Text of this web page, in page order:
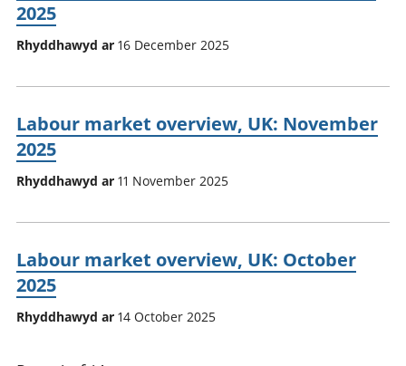
2025
Rhyddhawyd ar 16 December 2025
Labour market overview, UK: November
2025
Rhyddhawyd ar 11 November 2025
Labour market overview, UK: October
2025
Rhyddhawyd ar 14 October 2025